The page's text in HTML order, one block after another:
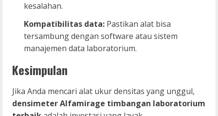
kesalahan.
Kompatibilitas data: Pastikan alat bisa
tersambung dengan software atau sistem
manajemen data laboratorium.
Kesimpulan
Jika Anda mencari alat ukur densitas yang unggul,
densimeter Alfamirage timbangan laboratorium